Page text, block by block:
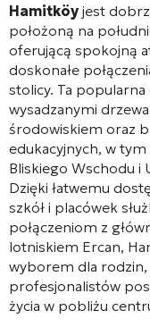
Hamitköy jest
położoną na
oferującą spokojną
doskonałe
stolicy. Ta
wysadzanymi
środowiskiem oraz
edukacyjnych, w
Bliskiego Wschodu i
Dzięki łatwemu
szkół i placówek
połączeniom z
lotniskiem Ercan,
wyborem dla
profesjonalistów
życia w pobliżu